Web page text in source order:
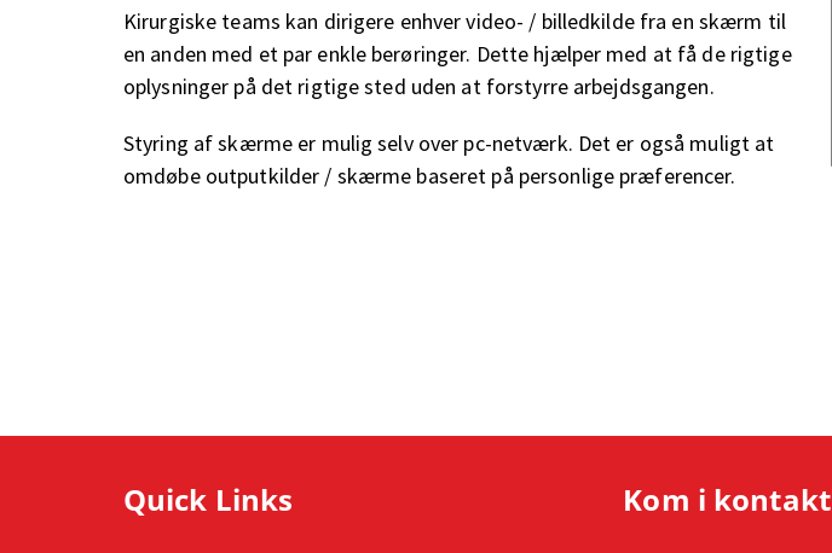
Kirurgiske teams kan dirigere enhver video- / billedkilde fra en skærm til
en anden med et par enkle berøringer. Dette hjælper med at få de rigtige
oplysninger på det rigtige sted uden at forstyrre arbejdsgangen.
Styring af skærme er mulig selv over pc-netværk. Det er også muligt at
omdøbe outputkilder / skærme baseret på personlige præferencer.
Quick Links Kom i kontakt